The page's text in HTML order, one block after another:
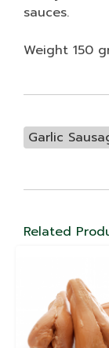
sauces.
Weight 150
Garlic
Related